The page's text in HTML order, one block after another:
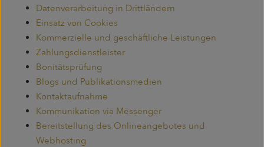
Datenverarbeitung in Drittländern
Einsatz von Cookies
Kommerzielle und geschäftliche Leistungen
Zahlungsdienstleister
Bonitätsprüfung
Blogs und Publikationsmedien
Kontaktaufnahme
Kommunikation via Messenger
Bereitstellung des Onlineangebotes und
Webhosting